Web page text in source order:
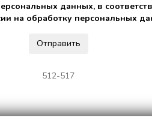
данных, в
на обработку персональных
512-517